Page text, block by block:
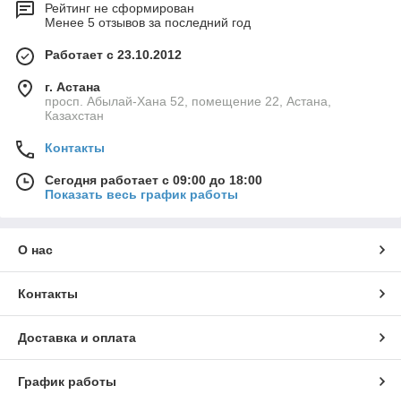
Рейтинг не сформирован
Менее 5 отзывов за последний год
Работает с 23.10.2012
г. Астана
просп. Абылай-Хана 52, помещение 22, Астана,
Казахстан
Контакты
Сегодня работает с 09:00 до 18:00
Показать весь график работы
О нас
Контакты
Доставка и оплата
График работы